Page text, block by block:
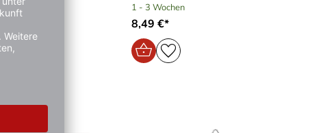
1 - 3 Wochen
8,49 €*